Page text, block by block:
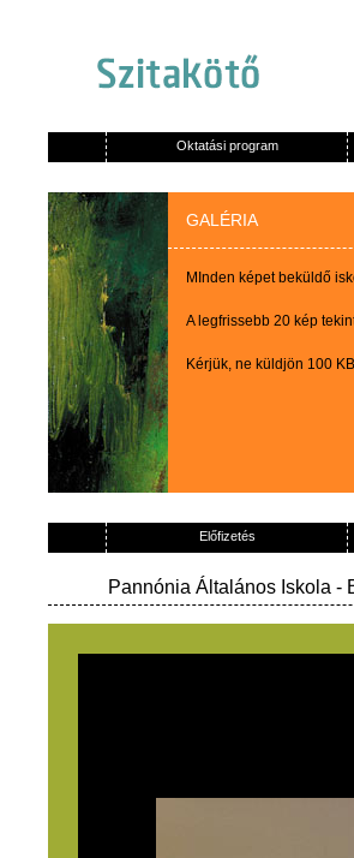
Oktatási program
GALÉRIA
MInden képet beküldő
A legfrissebb 20 kép
Kérjük, ne küldjön 100
Előfizetés
Pannónia Általános Iskola -